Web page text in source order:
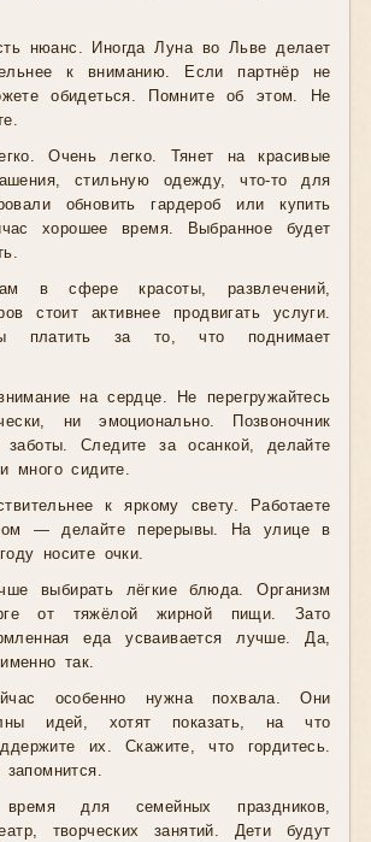
нюанс. Иногда Луна во Льве делает
к вниманию. Если партнёр не
обидеться. Помните об этом. Не
Очень легко. Тянет на красивые
стильную одежду, что-то для
обновить гардероб или купить
хорошее время. Выбранное будет
в сфере красоты, развлечений,
стоит активнее продвигать услуги.
платить за то, что поднимает
на сердце. Не перегружайтесь
ни эмоционально. Позвоночник
заботы. Следите за осанкой, делайте
много сидите.
к яркому свету. Работаете
— делайте перерывы. На улице в
носите очки.
выбирать лёгкие блюда. Организм
от тяжёлой жирной пищи. Зато
еда усваивается лучше. Да,
так.
особенно нужна похвала. Они
идей, хотят показать, на что
их. Скажите, что гордитесь.
для семейных праздников,
творческих занятий. Дети будут